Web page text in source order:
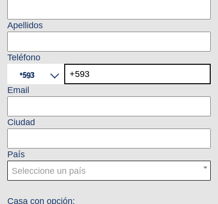
Apellidos
Teléfono
+593
Email
Ciudad
País
Seleccione un país
Casa con opción: